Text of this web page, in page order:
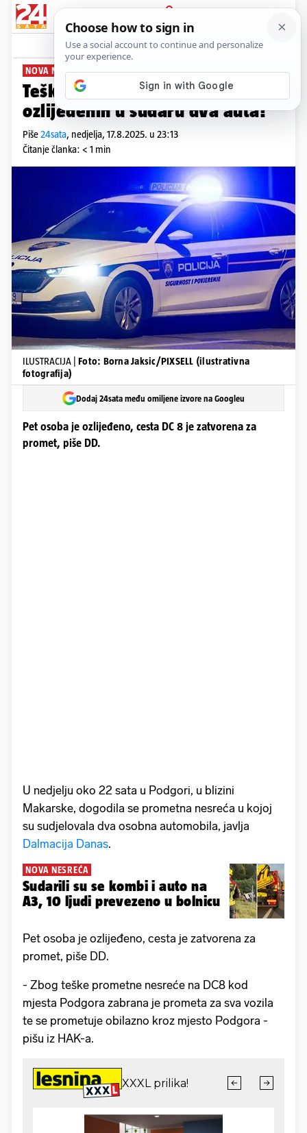
PRIJAVA
News Komentari
NOVA NESREĆA
Teška prometna u Podgori: Pet
ozlijeđenih u sudaru dva auta!
Piše24sata, nedjelja, 17.8.2025. u 23:13
Čitanje članka: < 1 min
ILUSTRACIJA | Foto: Borna Jaksic/PIXSELL (ilustrativna
fotografija)
Dodaj 24sata među omiljene izvore na Googleu
Pet osoba je ozlijeđeno, cesta DC 8 je zatvorena za
promet, piše DD.
U nedjelju oko 22 sata u Podgori, u blizini
Makarske, dogodila se prometna nesreća u kojoj
su sudjelovala dva osobna automobila, javlja
Dalmacija Danas.
NOVA NESREĆA
Sudarili su se kombi i auto na
A3, 10 ljudi prevezeno u bolnicu
Pet osoba je ozlijeđeno, cesta je zatvorena za
promet, piše DD.
- Zbog teške prometne nesreće na DC8 kod
mjesta Podgora zabrana je prometa za sva vozila
te se prometuje obilazno kroz mjesto Podgora -
pišu iz HAK-a.